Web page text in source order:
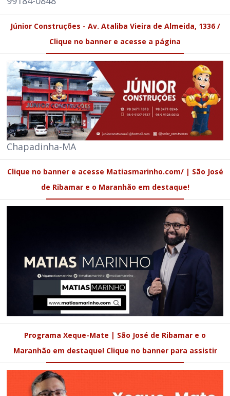
Júnior Construções - Av. Ataliba Vieira de Almeida, 1336 /
Clique no banner e acesse a página
Chapadinha-MA
Clique no banner e acesse Matiasmarinho.com/ | São José
de Ribamar e o Maranhão em destaque!
Programa Xeque-Mate | São José de Ribamar e o
Maranhão em destaque! Clique no banner para assistir